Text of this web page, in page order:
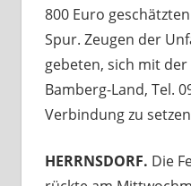
800 Euro
Spur. Zeugen der
gebeten, sich mit
Bamberg-Land, Tel.
Verbindung zu
HERRNSDORF. Die